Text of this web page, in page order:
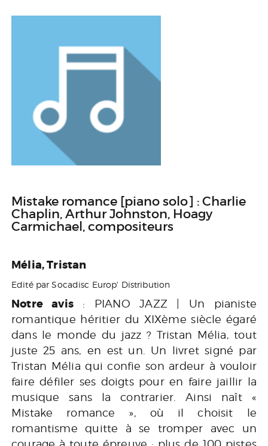
Mistake romance [piano solo] : Charlie
Chaplin, Arthur Johnston, Hoagy
Carmichael, compositeurs
Mélia, Tristan
Edité par Socadisc Europ' Distribution
Notre avis : PIANO JAZZ | Un pianiste
romantique héritier du XIXème siècle égaré
dans le monde du jazz ? Tristan Mélia, tout
juste 25 ans, en est un. Un livret signé par
Tristan Mélia qui confie son ardeur à vouloir
faire défiler ses doigts pour en faire jaillir la
musique sans la contrarier. Ainsi naît «
Mistake romance », où il choisit le
romantisme quitte à se tromper avec un